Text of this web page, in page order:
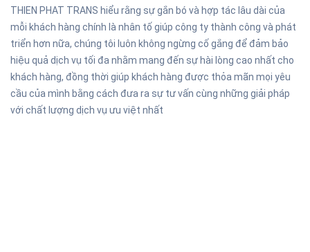
THIEN PHAT TRANS hiểu rằng sự gắn bó và hợp tác lâu dài của
mỗi khách hàng chính là nhân tố giúp công ty thành công và phát
triển hơn nữa, chúng tôi luôn không ngừng cố gắng để đảm bảo
hiệu quả dịch vụ tối đa nhằm mang đến sự hài lòng cao nhất cho
khách hàng, đồng thời giúp khách hàng được thỏa mãn mọi yêu
cầu của mình bằng cách đưa ra sự tư vấn cùng những giải pháp
với chất lượng dịch vụ ưu việt nhất